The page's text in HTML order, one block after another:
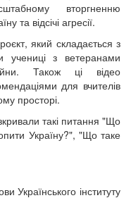
вторгненню
та відсічі агресії.
який складається з
учениці з ветеранами
війни. Також ці відео
для вчителів
просторі.
такі питання "Що
Україну?", "Що таке
Українського інституту